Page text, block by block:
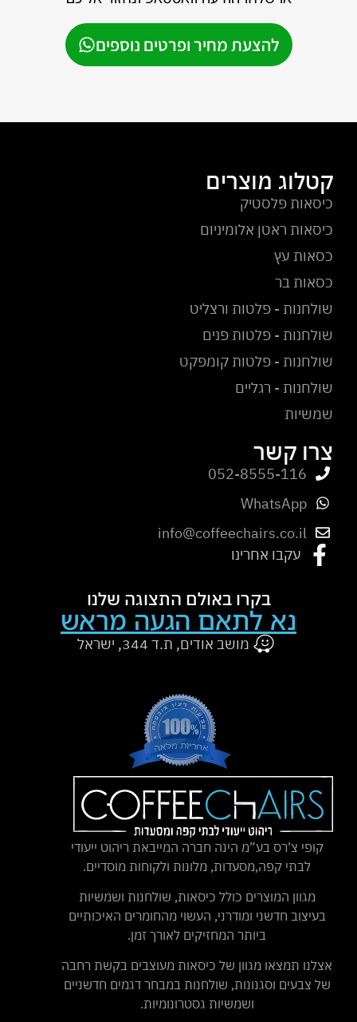
להצעת מחיר ופרטים נוספים
קופי צ’רס בע”מ הינה חברה המייבאת ריהוט ייעודי
לבתי קפה,מסעדות, מלונות ולקוחות מוסדיים.
מגוון המוצרים כולל כיסאות, שולחנות ושמשיות
בעיצוב חדשני ומודרני, העשוי מהחומרים האיכותיים
ביותר המחזיקים לאורך זמן.
אצלנו תמצאו מגוון של כיסאות מעוצבים בקשת רחבה
של צבעים וסגנונות, שולחנות במבחר דגמים חדשניים
ושמשיות גסטרונומיות.
קטלוג מוצרים
כיסאות פלסטיק
כיסאות ראטן אלומיניום
כסאות עץ
כסאות בר
שולחנות - פלטות ורצליט
שולחנות - פלטות פנים
שולחנות - פלטות קומפקט
שולחנות - רגליים
שמשיות
צרו קשר
052-8555-116
WhatsApp
info@coffeechairs.co.il
עקבו אחרינו
בקרו באולם התצוגה שלנו
נא לתאם הגעה מראש
מושב אודים, ת.ד 344, ישראל